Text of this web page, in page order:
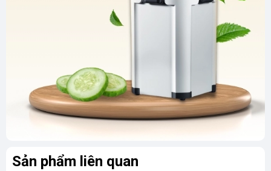
Sản phẩm liên quan